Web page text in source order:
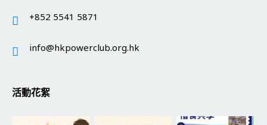
+852 5541 5871
info@hkpowerclub.org.hk
活動花絮